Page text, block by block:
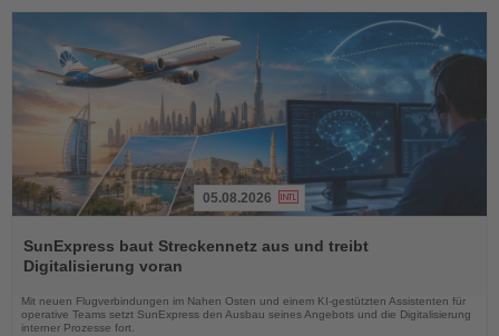
Sie
die
Nachrichten
05.08.2026
SunExpress baut Streckennetz aus und treibt
Digitalisierung voran
Mit neuen Flugverbindungen im Nahen Osten und einem KI-gestützten Assistenten für
operative Teams setzt SunExpress den Ausbau seines Angebots und die Digitalisierung
interner Prozesse fort.